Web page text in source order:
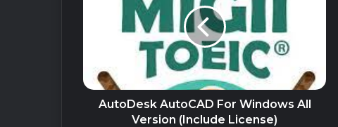
AutoDesk AutoCAD For Windows All
Version (Include License)